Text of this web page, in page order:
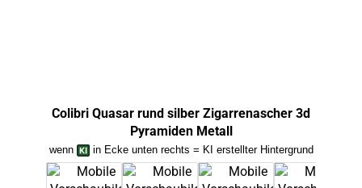
Colibri Quasar rund silber Zigarrenascher 3d
Pyramiden Metall
wenn in Ecke unten rechts = KI erstellter Hintergrund